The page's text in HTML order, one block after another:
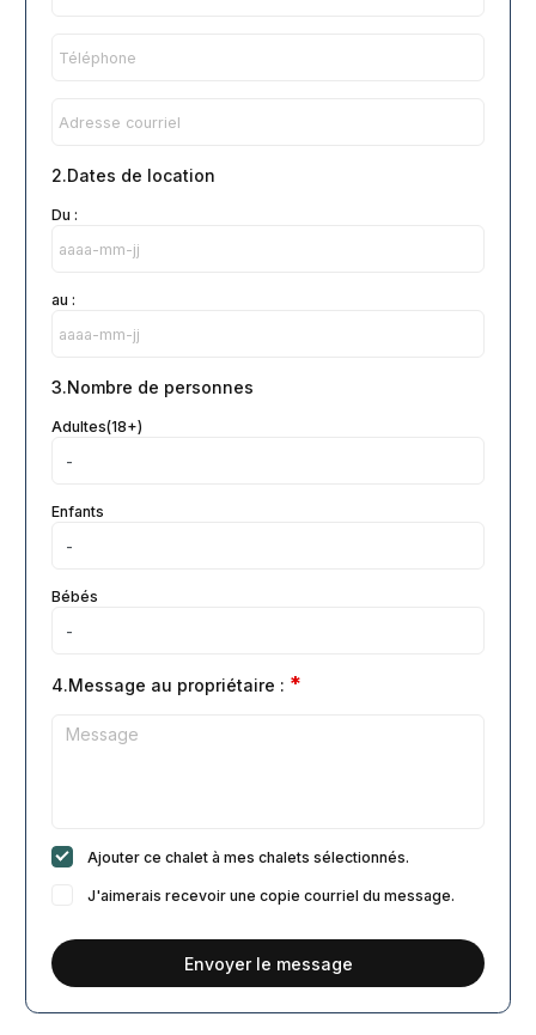
2.Dates de location
Du :
au :
3.Nombre de personnes
Adultes(18+)
Enfants
Bébés
4.Message au propriétaire : *
Ajouter ce chalet à mes chalets sélectionnés.
J'aimerais recevoir une copie courriel du message.
Envoyer le message